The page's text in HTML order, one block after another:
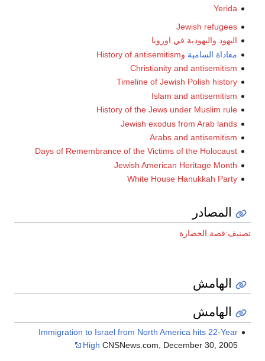
Yerida
Jewish refugees
اليهود واليهودية في اوروبا
معاداة السامية وHistory of antisemitism
Christianity and antisemitism
Timeline of Jewish Polish history
Islam and antisemitism
History of the Jews under Muslim rule
Jewish exodus from Arab lands
Arabs and antisemitism
Days of Remembrance of the Victims of the Holocaust
Jewish American Heritage Month
White House Hanukkah Party
المصادر
تصنيف:قصة الحضارة
الهامش
الهامش
Immigration to Israel from North America hits 22-Year
High CNSNews.com, December 30, 2005